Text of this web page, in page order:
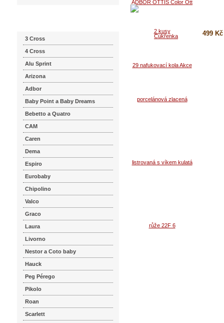
3 Cross
4 Cross
Alu Sprint
Arizona
Adbor
Baby Point a Baby Dreams
Bebetto a Quatro
CAM
Caren
Dema
Espiro
Eurobaby
Chipolino
Valco
Graco
Laura
Livorno
Nestor a Coto baby
Hauck
Peg Pérego
Pikolo
Roan
Scarlett
499 Kč